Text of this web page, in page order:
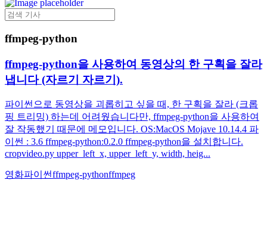
ffmpeg-python
ffmpeg-python을 사용하여 동영상의 한 구획을 잘라
냅니다 (자르기 자르기).
파이썬으로 동영상을 괴롭히고 싶을 때, 한 구획을 잘라 (크롭
핑 트리밍) 하는데 어려웠습니다만, ffmpeg-python을 사용하여
잘 작동했기 때문에 메모입니다. OS:MacOS Mojave 10.14.4 파
이썬 : 3.6 ffmpeg-python:0.2.0 ffmpeg-python을 설치합니다.
cropvideo.py upper_left_x, upper_left_y, width, heig...
영화파이썬ffmpeg-pythonffmpeg